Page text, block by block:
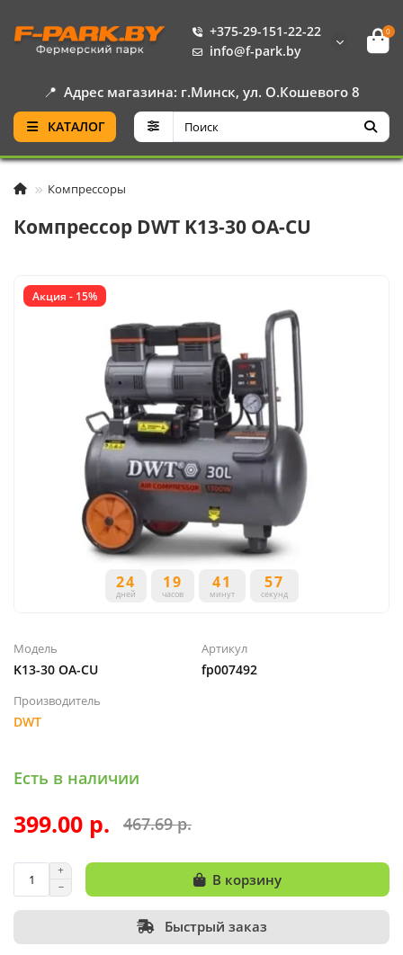
+375-29-151-22-22
info@f-park.by
0
📍 Адрес магазина: г.Минск, ул. О.Кошевого 8
КАТАЛОГ
Компрессоры
Компрессор DWT K13-30 OA-CU
Акция - 15%
24
дней
19
часов
41
минут
57
секунд
Модель
K13-30 OA-CU
Артикул
fp007492
Производитель
DWT
Есть в наличии
399.00 р. 467.69 р.
В корзину
Быстрый заказ